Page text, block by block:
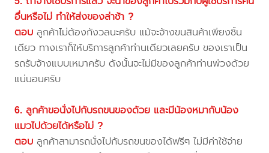
อื่นหรือไม่ ทำให้ส่งของล่าช้า ?
ตอบ ลูกค้าไม่ต้องกังวลนะครับ แม้จะจ้างขนสินค้าเพียงชิ้น
เดียว ทางเราก็ให้บริการลูกค้าท่านเดียวเลยครับ ของเราเป็น
รถรับจ้างแบบเหมาครับ ดังนั้นจะไม่มีของลูกค้าท่านพ่วงด้วย
แน่นอนครับ
6. ลูกค้าขอนั่งไปกับรถขนของด้วย และมีน้องหมากับน้อง
แมวไปด้วยได้หรือไม่ ?
ตอบ ลูกค้าสามารถนั่งไปกับรถขนของได้ฟรีๆ ไม่มีค่าใช้จ่าย